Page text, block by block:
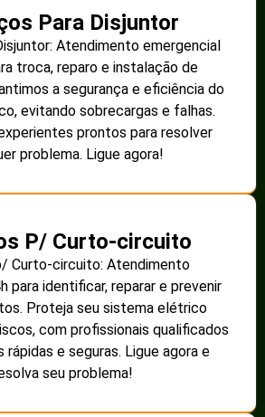
Para Disjuntor
Atendimento emergencial
troca, reparo e instalação de
a segurança e eficiência do
evitando sobrecargas e falhas.
prontos para resolver
problema. Ligue agora!
P/ Curto-circuito
Curto-circuito: Atendimento
para identificar, reparar e prevenir
Proteja seu sistema elétrico
com profissionais qualificados
rápidas e seguras. Ligue agora e
seu problema!